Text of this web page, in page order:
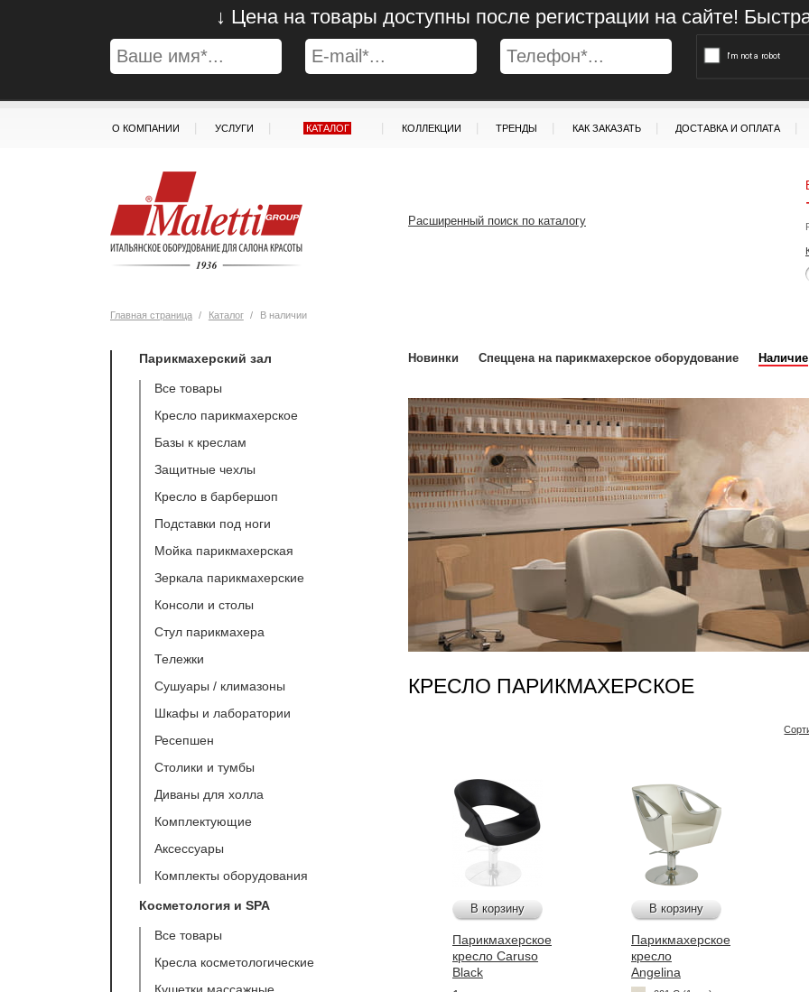
↓ Цена на товары доступны после регистрации на сайте!
О КОМПАНИИ УСЛУГИ КАТАЛОГ КОЛЛЕКЦИИ ТРЕНДЫ КАК ЗАКАЗАТЬ ДОСТАВКА И ОПЛАТА
Расширенный поиск по каталогу
Главная страница / Каталог / В наличии
Парикмахерский зал
Все товары
Кресло парикмахерское
Базы к креслам
Защитные чехлы
Кресло в барбершоп
Подставки под ноги
Мойка парикмахерская
Зеркала парикмахерские
Консоли и столы
Стул парикмахера
Тележки
Сушуары / климазоны
Шкафы и лаборатории
Ресепшeн
Столики и тумбы
Диваны для холла
Комплектующие
Аксессуары
Комплекты оборудования
Косметология и SPA
Все товары
Кресла косметологические
Кушетки массажные
Новинки Спеццена на парикмахерское оборудование Наличие
КРЕСЛО ПАРИКМАХЕРСКОЕ
В корзину
Парикмахерское
кресло Caruso
Black
В корзину
Парикмахерское
кресло
Angelina